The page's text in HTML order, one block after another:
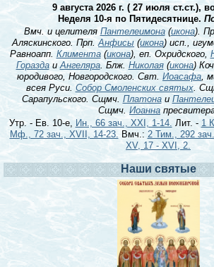
9 августа 2026 г. ( 27 июля ст.ст.),
Неделя 10-я по Пятидесятнице.
Вмч. и целителя Пантелеимона(икона).
Аляскинского. Прп.Анфисы (икона) исп.,
Равноапп. Климента(икона), еп. Охридского,
ГораздаиАнгеляра. Блж. Николая(икона)
юродивого, Новгородского. Свт. Иоасафа,
всея Руси. Собор Смоленских святых.
Сарапульского. Сщмч. Платонаи
Сщмч. Иоанна
Утр. - Ев. 10-е, Ин., 66 зач., XXI, 1-14. Лит. - 1
Мф., 72 зач., XVII, 14-23. Вмч.: 2 Тим., 292
XV, 17 - XVI, 2.
Наши святые